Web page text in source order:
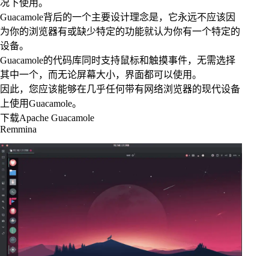
况下使用。
Guacamole背后的一个主要设计理念是，它永远不应该因
为你的浏览器有或缺少特定的功能就认为你有一个特定的
设备。
Guacamole的代码库同时支持鼠标和触摸事件，无需选择
其中一个，而无论屏幕大小，界面都可以使用。
因此，您应该能够在几乎任何带有网络浏览器的现代设备
上使用Guacamole。
下载Apache Guacamole
Remmina